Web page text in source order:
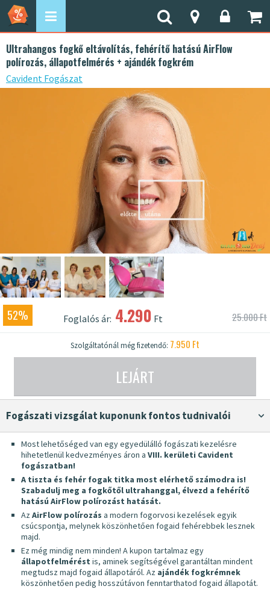
Ultrahangos fogkő eltávolítás, fehérítő hatású AirFlow
polírozás, állapotfelmérés + ajándék fogkrém
Cavident Fogászat
52% Foglalós ár: 4.290 Ft 25.000 Ft
Szolgáltatónál még fizetendő: 7.950 Ft
LEJÁRT
Fogászati vizsgálat kuponunk fontos tudnivalói
Most lehetőséged van egy egyedülálló fogászati kezelésre
hihetetlenül kedvezményes áron a VIII. kerületi Cavident
fogászatban!
A tiszta és fehér fogak titka most elérhető számodra is!
Szabadulj meg a fogkőtől ultrahanggal, élvezd a fehérítő
hatású AirFlow polírozást hatását.
AzAirFlow polírozás a modern fogorvosi kezelések egyik
csúcspontja, melynek köszönhetően fogaid fehérebbek lesznek
majd.
Ez még mindig nem minden! A kupon tartalmaz egy
állapotfelmérést is, aminek segítségével garantáltan mindent
megtudsz majd fogaid állapotáról. Az ajándék fogkrémnek
köszönhetően pedig hosszútávon fenntarthatod fogaid állapotát.